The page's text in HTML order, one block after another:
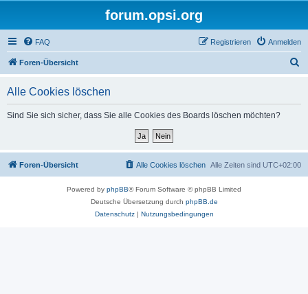
forum.opsi.org
FAQ Anmelden
Registrieren
Foren-Übersicht
Alle Cookies löschen
Sind Sie sich sicher, dass Sie alle Cookies des Boards löschen möchten?
Foren-Übersicht Alle Zeiten sind UTC+02:00
Alle Cookies löschen
Powered by phpBB® Forum Software © phpBB Limited
Deutsche Übersetzung durch phpBB.de
Datenschutz| Nutzungsbedingungen